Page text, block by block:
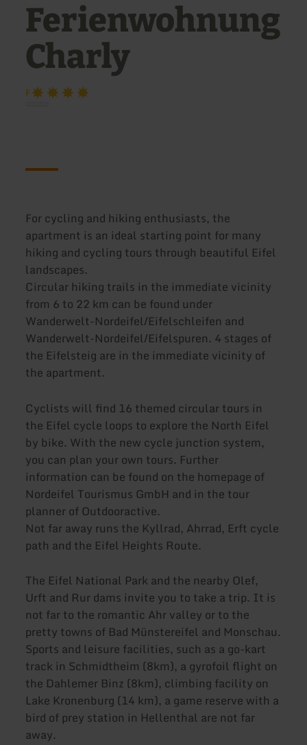
Ferienwohnung
Charly
F
For cycling and hiking enthusiasts, the
apartment is an ideal starting point for many
hiking and cycling tours through beautiful Eifel
landscapes.
Circular hiking trails in the immediate vicinity
from 6 to 22 km can be found under
Wanderwelt-Nordeifel/Eifelschleifen and
Wanderwelt-Nordeifel/Eifelspuren. 4 stages of
the Eifelsteig are in the immediate vicinity of
the apartment.
Cyclists will find 16 themed circular tours in
the Eifel cycle loops to explore the North Eifel
by bike. With the new cycle junction system,
you can plan your own tours. Further
information can be found on the homepage of
Nordeifel Tourismus GmbH and in the tour
planner of Outdooractive.
Not far away runs the Kyllrad, Ahrrad, Erft cycle
path and the Eifel Heights Route.
The Eifel National Park and the nearby Olef,
Urft and Rur dams invite you to take a trip. It is
not far to the romantic Ahr valley or to the
pretty towns of Bad Münstereifel and Monschau.
Sports and leisure facilities, such as a go-kart
track in Schmidtheim (8km), a gyrofoil flight on
the Dahlemer Binz (8km), climbing facility on
Lake Kronenburg (14 km), a game reserve with a
bird of prey station in Hellenthal are not far
away.